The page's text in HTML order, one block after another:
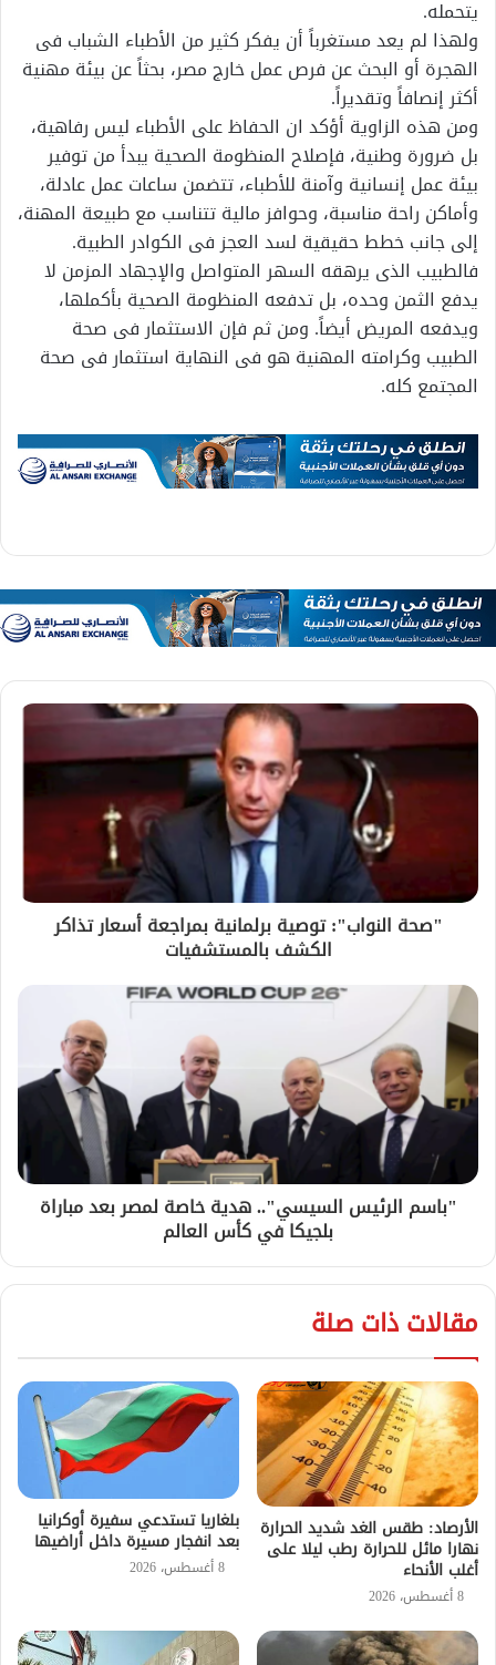
يتحمله.
ولهذا لم يعد مستغرباً أن يفكر كثير من الأطباء الشباب فى
الهجرة أو البحث عن فرص عمل خارج مصر، بحثاً عن بيئة مهنية
أكثر إنصافاً وتقديراً.
ومن هذه الزاوية أؤكد ان الحفاظ على الأطباء ليس رفاهية،
بل ضرورة وطنية، فإصلاح المنظومة الصحية يبدأ من توفير
بيئة عمل إنسانية وآمنة للأطباء، تتضمن ساعات عمل عادلة،
وأماكن راحة مناسبة، وحوافز مالية تتناسب مع طبيعة المهنة،
إلى جانب خطط حقيقية لسد العجز فى الكوادر الطبية.
فالطبيب الذى يرهقه السهر المتواصل والإجهاد المزمن لا
يدفع الثمن وحده، بل تدفعه المنظومة الصحية بأكملها،
ويدفعه المريض أيضاً. ومن ثم فإن الاستثمار فى صحة
الطبيب وكرامته المهنية هو فى النهاية استثمار فى صحة
المجتمع كله.
"صحة النواب": توصية برلمانية بمراجعة أسعار تذاكر
الكشف بالمستشفيات
"باسم الرئيس السيسي".. هدية خاصة لمصر بعد مباراة
بلجيكا في كأس العالم
مقالات ذات صلة
الأرصاد: طقس الغد شديد الحرارة
نهارا مائل للحرارة رطب ليلا على
أغلب الأنحاء
8 أغسطس، 2026
بلغاريا تستدعي سفيرة أوكرانيا
بعد انفجار مسيرة داخل أراضيها
8 أغسطس، 2026